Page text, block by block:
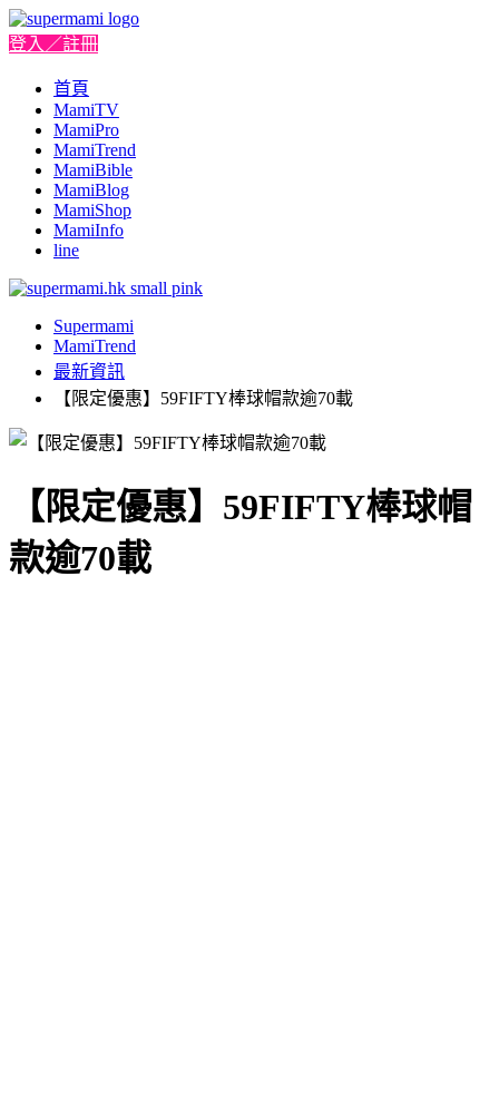
登入／註冊
首頁
MamiTV
MamiPro
MamiTrend
MamiBible
MamiBlog
MamiShop
MamiInfo
line
Supermami
MamiTrend
最新資訊
【限定優惠】59FIFTY棒球帽款逾70載
【限定優惠】59FIFTY棒球帽
款逾70載